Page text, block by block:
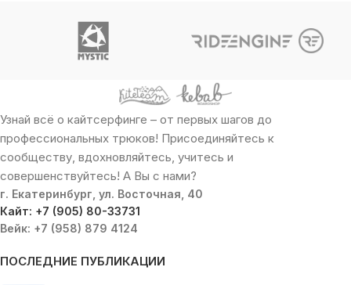
Узнай всё о кайтсерфинге – от первых шагов до
профессиональных трюков! Присоединяйтесь к
сообществу, вдохновляйтесь, учитесь и
совершенствуйтесь! А Вы с нами?
г. Екатеринбург, ул. Восточная, 40
Кайт: +7 (905) 80-33731
Вейк: +7 (958) 879 4124
ПОСЛЕДНИЕ ПУБЛИКАЦИИ